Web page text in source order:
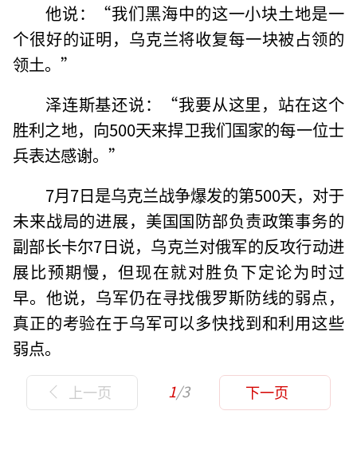
他说：“我们黑海中的这一小块土地是一
个很好的证明，乌克兰将收复每一块被占领的
领土。”
泽连斯基还说：“我要从这里，站在这个
胜利之地，向500天来捍卫我们国家的每一位士
兵表达感谢。”
7月7日是乌克兰战争爆发的第500天，对于
未来战局的进展，美国国防部负责政策事务的
副部长卡尔7日说，乌克兰对俄军的反攻行动进
展比预期慢，但现在就对胜负下定论为时过
早。他说，乌军仍在寻找俄罗斯防线的弱点，
真正的考验在于乌军可以多快找到和利用这些
弱点。
上一页 1/3 下一页